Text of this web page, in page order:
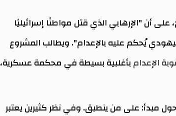
على أن "الإرهابي الذي قتل مواطنًا إسرائيليًا
يُحكم عليه بالإعدام". ويطالب المشروع
الإعدامبأغلبية بسيطة في محكمة عسكرية،
مبدأ: على من ينطبق. وفي نظر كثيرين يعتبر